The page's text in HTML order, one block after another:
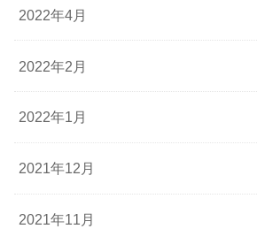
2022年4月
2022年2月
2022年1月
2021年12月
2021年11月